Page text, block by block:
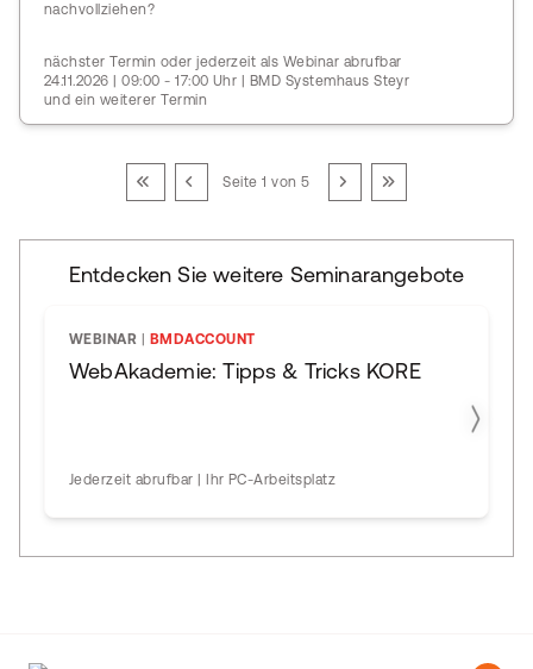
nachvollziehen?
nächster Termin oder jederzeit als Webinar abrufbar
24.11.2026 | 09:00 - 17:00 Uhr | BMD Systemhaus Steyr
und ein weiterer Termin
Seite 1 von 5
Entdecken Sie weitere Seminarangebote
WEBINAR BMDACCOUNT
WebAkademie: Tipps & Tricks KORE
Jederzeit abrufbar | Ihr PC-Arbeitsplatz